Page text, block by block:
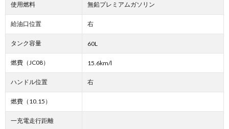
使用燃料 無鉛プレミアムガソリン
給油口位置 右
タンク容量 60L
燃費（JC08） 15.6km/l
ハンドル位置 右
燃費（10.15）
一充電走行距離